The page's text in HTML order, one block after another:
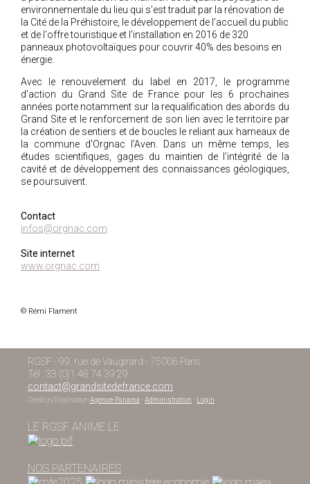
environnementale du lieu qui s'est traduit par la rénovation de
la Cité de la Préhistoire, le développement de l'accueil du public
et de l'offre touristique et l'installation en 2016 de 320
panneaux photovoltaïques pour couvrir 40% des besoins en
énergie.
Avec le renouvelement du label en 2017, le programme
d'action du Grand Site de France pour les 6 prochaines
années porte notamment sur la requalification des abords du
Grand Site et le renforcement de son lien avec le territoire par
la création de sentiers et de boucles le reliant aux hameaux de
la commune d'Orgnac l'Aven. Dans un même temps, les
études scientifiques, gages du maintien de l'intégrité de la
cavité et de développement des connaissances géologiques,
se poursuivent.
Contact
infos@orgnac.com
Site internet
www.orgnac.com
© Rémi Flament
RGSF - 99, rue de Vaugirard - 75006 Paris
Tél : 33 (0)1 48 74 39 29
contact@grandsitedefrance.com
Création/RéalisationAgence-Panama - Administration - Login
LE RGSF ANIME LE
NOS PARTENAIRES